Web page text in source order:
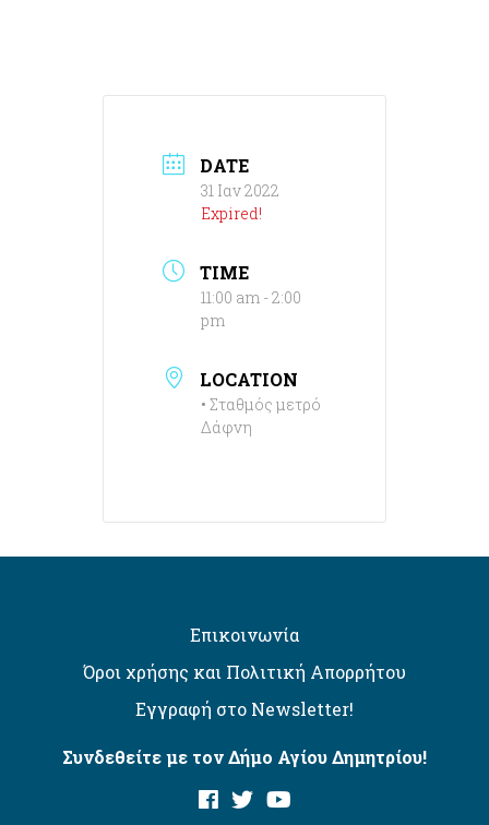
DATE
31 Ιαν 2022
Expired!
TIME
11:00 am - 2:00
pm
LOCATION
• Σταθμός μετρό
Δάφνη
Επικοινωνία
Όροι χρήσης και Πολιτική Απορρήτου
Εγγραφή στο Newsletter!
Συνδεθείτε με τον Δήμο Αγίου Δημητρίου!